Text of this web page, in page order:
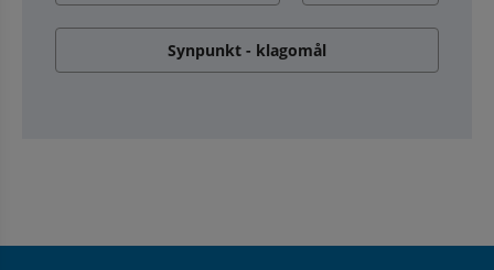
Synpunkt - klagomål